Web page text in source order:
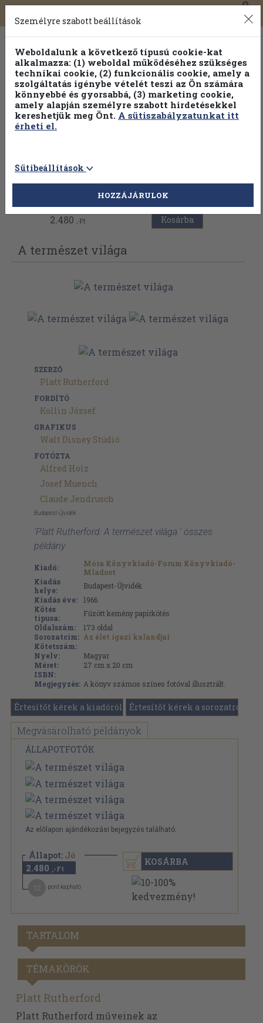
Toggle
navigation
0
Válogasson több mint 1.000.000 kiadványunk közül
100% kedvezménnyel!
Vissza az előző oldalra
2.480 ,-Ft Kosárba
A természet világa
SZERZŐ
Platt Rutherford
FORDÍTÓ
Kollin József
GRAFIKUS
Walt Disney Stúdió
FOTÓZTA
Alfred Holz
Josef Muench
Claude Jendrusch
Budapest-Újvidék
'Platt Rutherford: A természet világa ' összes
példány
Kiadó:
Móra Könyvkiadó-Forum Könyvkiadó-
Mladost
Kiadás
helye:
Budapest-Újvidék
Kiadás éve:
1966
Kötés
típusa:
Fűzött kemény papírkötés
Oldalszám:
173 oldal
Sorozatcím: Az élet igazi kalandjai
Kötetszám:
Nyelv:
Magyar
Méret:
27 cm x 20 cm
ISBN:
Megjegyzés: A könyv számos színes fotóval illusztrált.
Értesítőt kérek a kiadóról Értesítőt kérek a sorozatról
Megvásárolható példányok
ÁLLAPOTFOTÓK
Az előlapon ajándékozási bejegyzés található.
Állapot: Jó
2.480 ,-Ft
pont kapható
KOSÁRBA
TARTALOM
TÉMAKÖRÖK
Platt Rutherford
Platt Rutherford műveinek az
Személyre szabott beállítások
Weboldalunk a következő típusú cookie-kat
alkalmazza: (1) weboldal működéséhez szükséges
technikai cookie, (2) funkcionális cookie, amely a
szolgáltatás igénybe vételét teszi az Ön számára
könnyebbé és gyorsabbá, (3) marketing cookie,
amely alapján személyre szabott hirdetésekkel
kereshetjük meg Önt. A sütiszabályzatunkat itt
érheti el.
Sütibeállítások
HOZZÁJÁRULOK